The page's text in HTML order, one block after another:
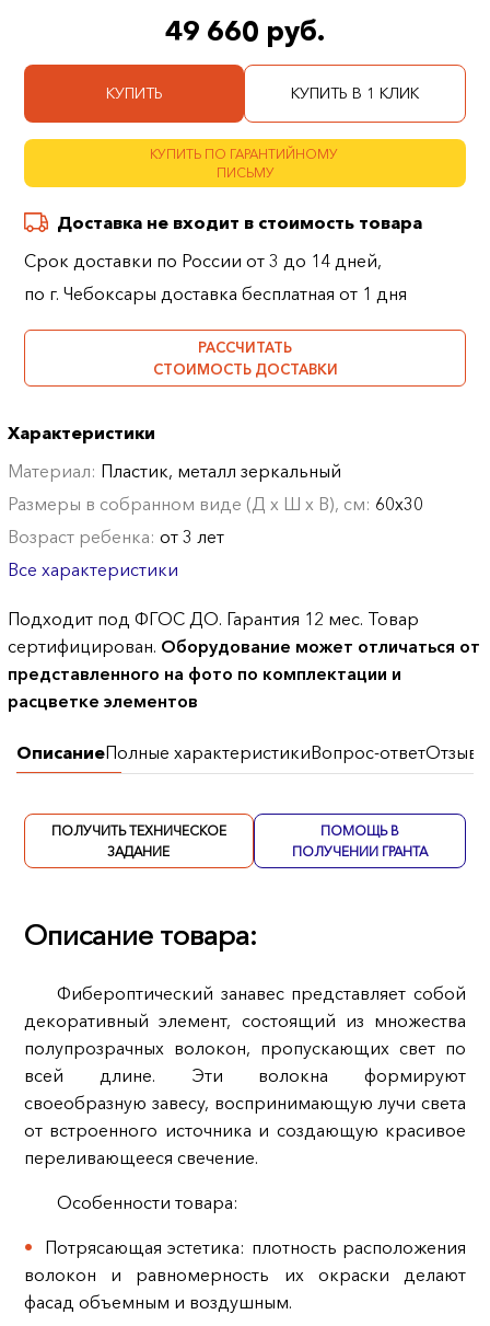
49 660 руб.
КУПИТЬ КУПИТЬ В 1 КЛИК
КУПИТЬ ПО ГАРАНТИЙНОМУ
ПИСЬМУ
Доставка не входит в стоимость товара
Срок доставки по России от 3 до 14 дней,
по г. Чебоксары доставка бесплатная от 1 дня
РАССЧИТАТЬ
СТОИМОСТЬ ДОСТАВКИ
Характеристики
Материал: Пластик, металл зеркальный
Размеры в собранном виде (Д х Ш х В), см: 60х30
Возраст ребенка:от 3 лет
Все характеристики
Подходит под ФГОС ДО. Гарантия 12 мес. Товар
сертифицирован. Оборудование может отличаться от
представленного на фото по комплектации и
расцветке элементов
ОписаниеПолные характеристикиВопрос-ответОтзывы
ПОЛУЧИТЬ ТЕХНИЧЕСКОЕ
ЗАДАНИЕ
ПОМОЩЬ В
ПОЛУЧЕНИИ ГРАНТА
Описание товара:
Фибероптический занавес представляет собой
декоративный элемент, состоящий из множества
полупрозрачных волокон, пропускающих свет по
всей длине. Эти волокна формируют
своеобразную завесу, воспринимающую лучи света
от встроенного источника и создающую красивое
переливающееся свечение.
Особенности товара:
Потрясающая эстетика: плотность расположения
волокон и равномерность их окраски делают
фасад объемным и воздушным.